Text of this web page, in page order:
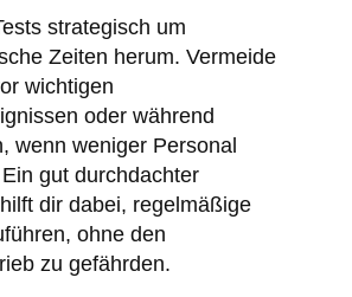
strategisch um
Zeiten herum. Vermeide
wichtigen
oder während
wenn weniger Personal
gut durchdachter
dir dabei, regelmäßige
ohne den
zu gefährden.